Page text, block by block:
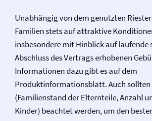
Unabhängig von dem genutzten
Familien stets auf attraktive
insbesondere mit Hinblick auf laufende
Abschluss des Vertrags erhobenen
Informationen dazu gibt es auf dem
Produktinformationsblatt. Auch sollten
(Familienstand der Elternteile, Anzahl
Kinder) beachtet werden, um den